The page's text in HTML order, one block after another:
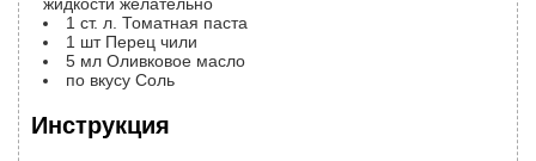
1 ст. л. Томатная паста
1 шт Перец чили
5 мл Оливковое масло
по вкусу Соль
Инструкция